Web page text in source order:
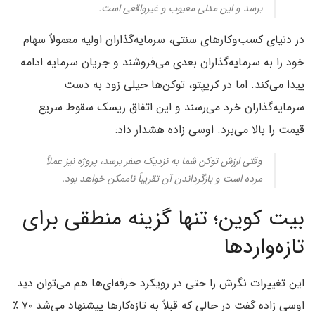
برسد و این مدلی معیوب و غیرواقعی است.
در دنیای کسب‌وکارهای سنتی، سرمایه‌گذاران اولیه معمولاً سهام
خود را به سرمایه‌گذاران بعدی می‌فروشند و جریان سرمایه ادامه
پیدا می‌کند. اما در کریپتو، توکن‌ها خیلی زود به دست
سرمایه‌گذاران خرد می‌رسند و این اتفاق ریسک سقوط سریع
قیمت را بالا می‌برد. اوسی زاده هشدار داد:
وقتی ارزش توکن شما به نزدیک صفر برسد، پروژه نیز عملاً
مرده است و بازگرداندن آن تقریباً ناممکن خواهد بود.
بیت کوین؛ تنها گزینه منطقی برای
تازه‌واردها
این تغییرات نگرش را حتی در رویکرد حرفه‌ای‌ها هم می‌توان دید.
اوسی زاده گفت در حالی‌ که قبلاً به تازه‌کارها پیشنهاد می‌شد ۷۰ ٪